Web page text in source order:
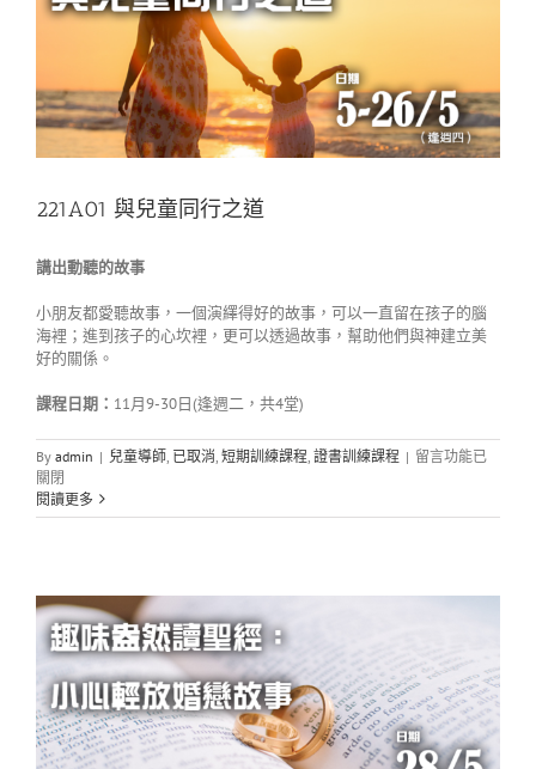
221A01 與兒童同行之道
講出動聽的故事
小朋友都愛聽故事，一個演繹得好的故事，可以一直留在孩子的腦
海裡；進到孩子的心坎裡，更可以透過故事，幫助他們與神建立美
好的關係。
課程日期： 11月9-30日(逢週二，共4堂)
By admin | 兒童導師 已取消 短期訓練課程 證書訓練課程 | 在
兒
留言功能已
關閉
閱讀更多